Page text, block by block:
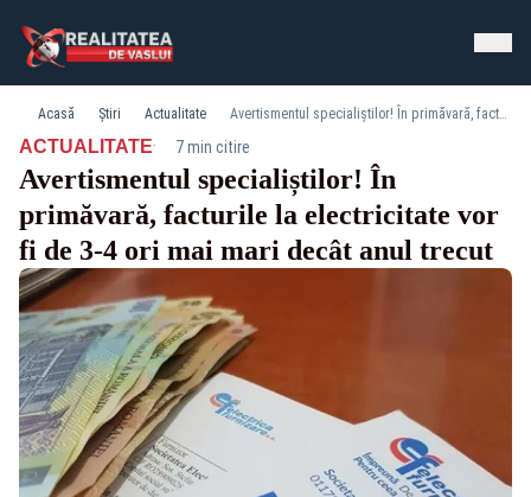
Acasă Știri Actualitate Avertismentul specialiștilor! În primăvară, facturile la electricitate vor fi de 3-4 ori mai mari decât anul trecut
ACTUALITATE· 7 min citire
Avertismentul specialiștilor! În
primăvară, facturile la electricitate vor
fi de 3-4 ori mai mari decât anul trecut